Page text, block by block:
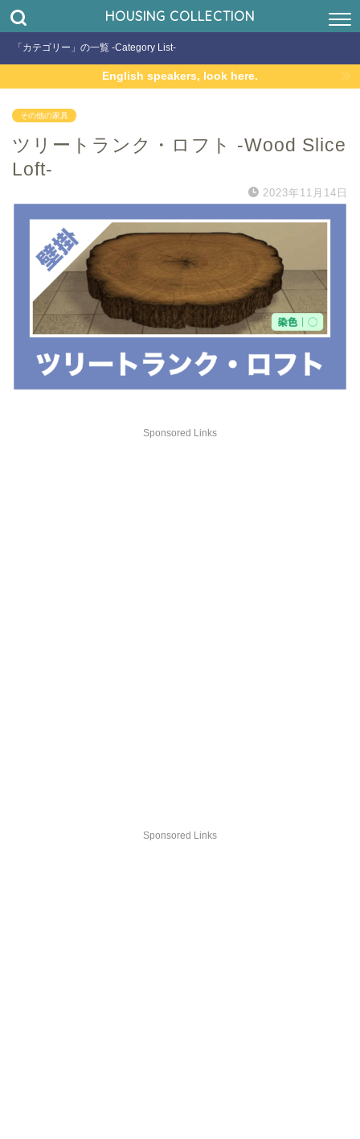
HOUSING COLLECTION
「カテゴリー」の一覧 -Category List-
English speakers, look here.
その他の家具
ツリートランク・ロフト -Wood Slice
Loft-
2023年11月14日
Sponsored Links
Sponsored Links